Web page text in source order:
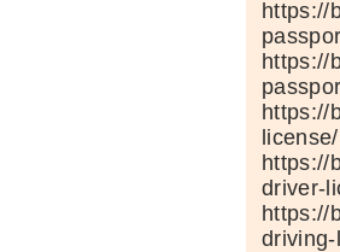
https://
https://
https://
license/
https://
driver-
https://